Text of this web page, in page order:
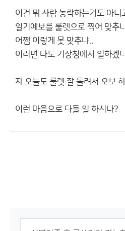
이건 뭐 사람 농락하는거도 아니
일기예보를 룰렛으로 찍어 맞추
어쩜 이렇게 못 맞추냐..
이러면 나도 기상청에서 일하겠
자 오늘도 룰렛 잘 돌려서 오보
이런 마음으로 다들 일 하시나?